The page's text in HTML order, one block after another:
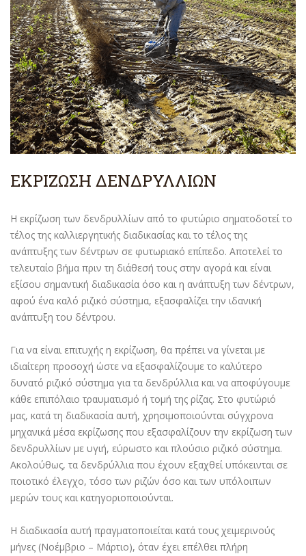
ΕΚΡΙΖΩΣΗ ΔΕΝΔΡΥΛΛΙΩΝ
Η εκρίζωση των δενδρυλλίων από το φυτώριο σηματοδοτεί το
τέλος της καλλιεργητικής διαδικασίας και το τέλος της
ανάπτυξης των δέντρων σε φυτωριακό επίπεδο. Αποτελεί το
τελευταίο βήμα πριν τη διάθεσή τους στην αγορά και είναι
εξίσου σημαντική διαδικασία όσο και η ανάπτυξη των δέντρων,
αφού ένα καλό ριζικό σύστημα, εξασφαλίζει την ιδανική
ανάπτυξη του δέντρου.
Για να είναι επιτυχής η εκρίζωση, θα πρέπει να γίνεται με
ιδιαίτερη προσοχή ώστε να εξασφαλίζουμε το καλύτερο
δυνατό ριζικό σύστημα για τα δενδρύλλια και να αποφύγουμε
κάθε επιπόλαιο τραυματισμό ή τομή της ρίζας. Στο φυτώριό
μας, κατά τη διαδικασία αυτή, χρησιμοποιούνται σύγχρονα
μηχανικά μέσα εκρίζωσης που εξασφαλίζουν την εκρίζωση των
δενδρυλλίων με υγιή, εύρωστο και πλούσιο ριζικό σύστημα.
Ακολούθως, τα δενδρύλλια που έχουν εξαχθεί υπόκεινται σε
ποιοτικό έλεγχο, τόσο των ριζών όσο και των υπόλοιπων
μερών τους και κατηγοριοποιούνται.
Η διαδικασία αυτή πραγματοποιείται κατά τους χειμερινούς
μήνες (Νοέμβριο – Μάρτιο), όταν έχει επέλθει πλήρη